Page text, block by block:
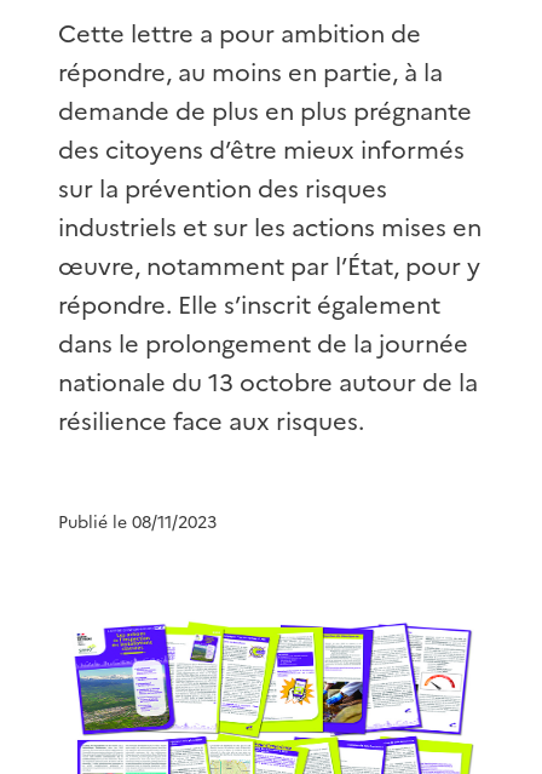
Cette lettre a pour ambition de
répondre, au moins en partie, à la
demande de plus en plus prégnante
des citoyens d’être mieux informés
sur la prévention des risques
industriels et sur les actions mises en
œuvre, notamment par l’État, pour y
répondre. Elle s’inscrit également
dans le prolongement de la journée
nationale du 13 octobre autour de la
résilience face aux risques.
Publié le 08/11/2023